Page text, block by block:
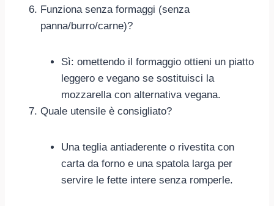
Funziona senza formaggi (senza
panna/burro/carne)?
Sì: omettendo il formaggio ottieni un piatto
leggero e vegano se sostituisci la
mozzarella con alternativa vegana.
Quale utensile è consigliato?
Una teglia antiaderente o rivestita con
carta da forno e una spatola larga per
servire le fette intere senza romperle.